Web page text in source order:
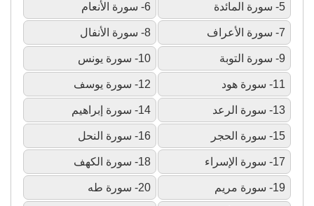
5- سورة المائدة 6- سورة الأنعام
7- سورة الأعراف 8- سورة الأنفال
9- سورة التوبة 10- سورة يونس
11- سورة هود 12- سورة يوسف
13- سورة الرعد 14- سورة إبراهيم
15- سورة الحجر 16- سورة النحل
17- سورة الإسراء 18- سورة الكهف
19- سورة مريم 20- سورة طه